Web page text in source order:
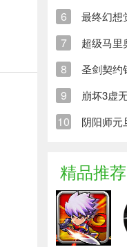
6
7
8
9
10
精品推荐